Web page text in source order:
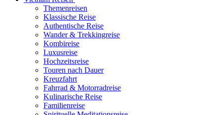
Themenreisen
Klassische Reise
Authentische Reise
Wander & Trekkingreise
Kombireise
Luxusreise
Hochzeitsreise
Touren nach Dauer
Kreuzfahrt
Fahrrad & Motorradreise
Kulinarische Reise
Familienreise